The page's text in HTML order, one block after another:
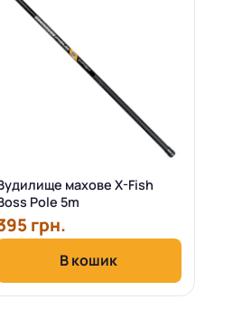
махове X-Fish
Pole 5m
грн.
В кошик